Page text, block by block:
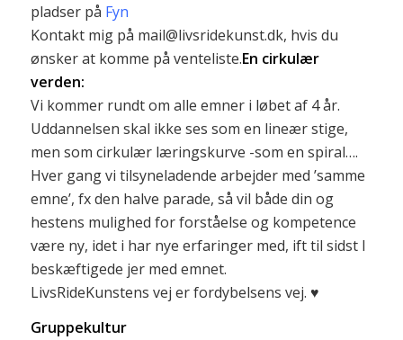
pladser på Fyn
Kontakt mig på mail@livsridekunst.dk, hvis du
ønsker at komme på venteliste.En cirkulær
verden:
Vi kommer rundt om alle emner i løbet af 4 år.
Uddannelsen skal ikke ses som en lineær stige,
men som cirkulær læringskurve -som en spiral….
Hver gang vi tilsyneladende arbejder med ’samme
emne’, fx den halve parade, så vil både din og
hestens mulighed for forståelse og kompetence
være ny, idet i har nye erfaringer med, ift til sidst I
beskæftigede jer med emnet.
LivsRideKunstens vej er fordybelsens vej. ♥
Gruppekultur